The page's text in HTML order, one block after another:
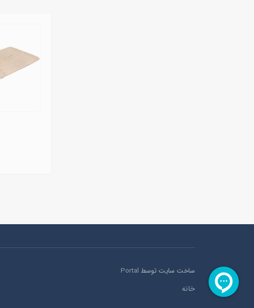
ساخت سایت توسط Portal
خانه